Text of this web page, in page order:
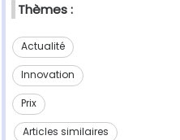
Thèmes :
Actualité
Innovation
Prix
Articles similaires